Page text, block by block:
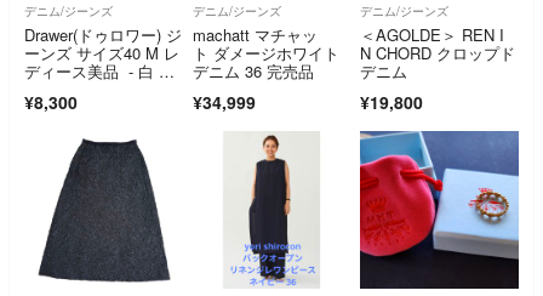
デニム/ジーンズ
Drawer(ドゥロワー) ジ
ーンズ サイズ40 M レ
ディース美品 - 白 フ
¥8,300
デニム/ジーンズ
machatt マチャッ
ト ダメージホワイト
デニム 36 完売品
¥34,999
デニム/ジーンズ
＜AGOLDE＞ REN I
N CHORD クロップド
デニム
¥19,800